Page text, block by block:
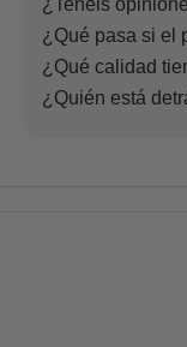
¿Tenéis
¿Qué pasa si el
¿Qué calidad
¿Quién está